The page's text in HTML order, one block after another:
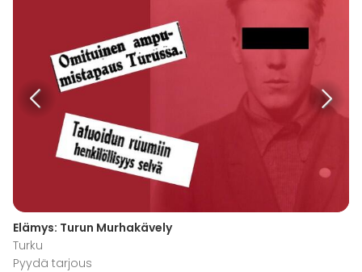
Elämys: Turun Murhakävely
Turku
Pyydä tarjous